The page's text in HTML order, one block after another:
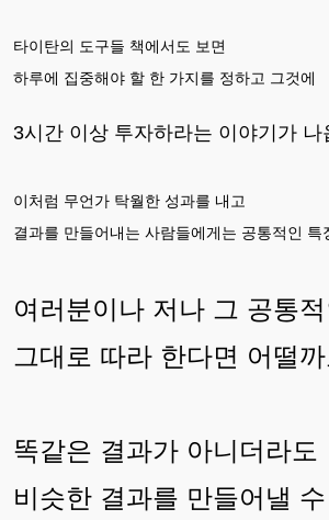
타이탄의 도구들 책에서도 보면
하루에 집중해야 할 한 가지를 정하고 그것에
3시간 이상 투자하라는 이야기가 나
이처럼 무언가 탁월한 성과를 내고
결과를 만들어내는 사람들에게는 공통적인 특
여러분이나 저나 그 공통
그대로 따라 한다면 어떨
똑같은 결과가 아니더라도
비슷한 결과를 만들어낼